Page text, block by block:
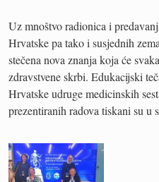
Uz mnoštvo radionica i
Hrvatske pa tako i susjednih
stečena nova znanja koja će
zdravstvene skrbi. Edukacijski
Hrvatske udruge medicinskih
prezentiranih radova tiskani su u